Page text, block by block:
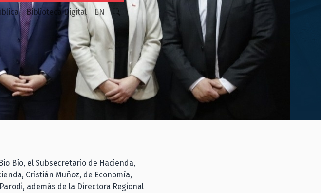
Biblioteca Digital EN
Bío, el Subsecretario de Hacienda,
Cristián Muñoz, de Economía,
además de la Directora Regional